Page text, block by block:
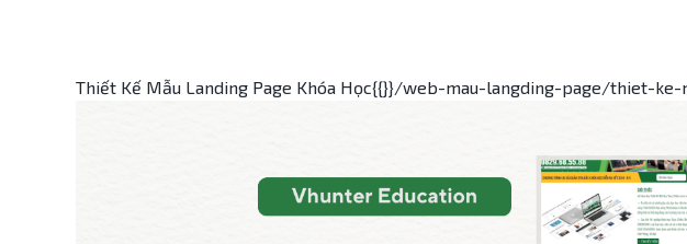
Thiết Kế Mẫu Landing Page Khóa Học{{}}/web-mau-langding-page/thiet-